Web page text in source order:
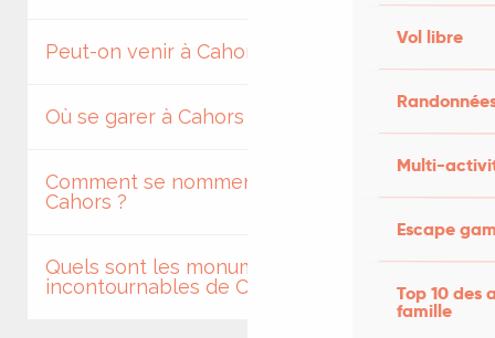
Vol libre
Multi-
Escape
Top 10 des
famille
Peut-on venir à Cahors en train ?
Où se garer à Cahors ?
Comment se nomment les habitants de
Cahors ?
Quels sont les monuments
incontournables de Cahors ?